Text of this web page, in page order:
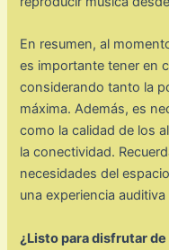
En resumen, al
es importante tener en
considerando tanto la
máxima. Además, es
como la calidad de los
la conectividad.
necesidades del
una experiencia auditiva
¿Listo para disfrutar de